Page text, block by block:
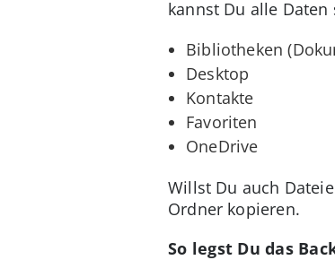
kannst Du alle
Bibliotheken
Desktop
Kontakte
Favoriten
OneDrive
Willst Du auch
Ordner kopieren.
So legst Du das